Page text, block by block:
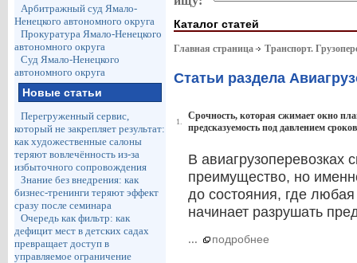
Арбитражный суд Ямало-
Ненецкого автономного округа
Прокуратура Ямало-Ненецкого
автономного округа
Суд Ямало-Ненецкого
автономного округа
Новые статьи
Перегруженный сервис,
который не закрепляет результат:
как художественные салоны
теряют вовлечённость из-за
избыточного сопровождения
Знание без внедрения: как
бизнес-тренинги теряют эффект
сразу после семинара
Очередь как фильтр: как
дефицит мест в детских садах
превращает доступ в
управляемое ограничение
Каталог статей
Главная страница Транспорт.
Статьи раздела
1.
Срочность, которая сжимает окно
предсказуемость под давлением сроков
В авиагрузоперевозках
преимущество, но
до состояния, где
начинает разрушать
... подробнее